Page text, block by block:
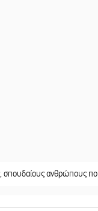
ανθρώπους που κάνουν